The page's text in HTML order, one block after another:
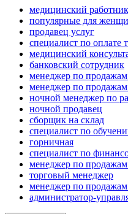
медицинский работник
популярные для
продавец услуг
специалист по оплате
медицинский
банковский сотрудник
менеджер по
менеджер по
ночной менеджер по
ночной продавец
сборщик на склад
специалист по
горничная
специалист по
менеджер по
торговый менеджер
менеджер по
администратор-